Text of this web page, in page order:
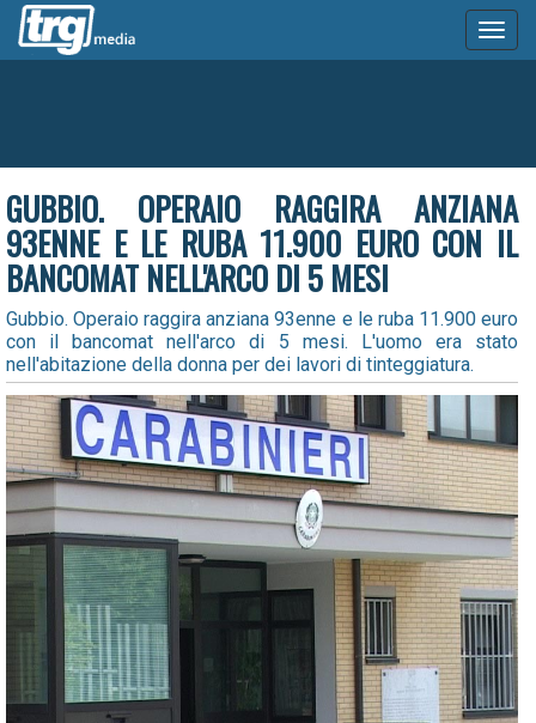
GUBBIO. OPERAIO RAGGIRA ANZIANA
93ENNE E LE RUBA 11.900 EURO CON IL
BANCOMAT NELL'ARCO DI 5 MESI
Gubbio. Operaio raggira anziana 93enne e le ruba 11.900 euro
con il bancomat nell'arco di 5 mesi. L'uomo era stato
nell'abitazione della donna per dei lavori di tinteggiatura.